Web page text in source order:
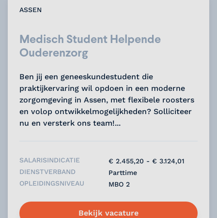
ASSEN
Medisch Student Helpende
Ouderenzorg
Ben jij een geneeskundestudent die
praktijkervaring wil opdoen in een moderne
zorgomgeving in Assen, met flexibele roosters
en volop ontwikkelmogelijkheden? Solliciteer
nu en versterk ons team!...
SALARISINDICATIE
€ 2.455,20 - € 3.124,01
DIENSTVERBAND
Parttime
OPLEIDINGSNIVEAU
MBO 2
Bekijk vacature